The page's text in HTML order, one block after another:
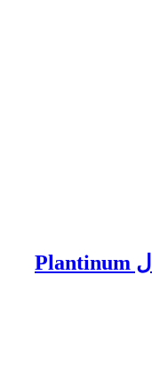
عطر جیبی مردانه کراس مدل Plantinum